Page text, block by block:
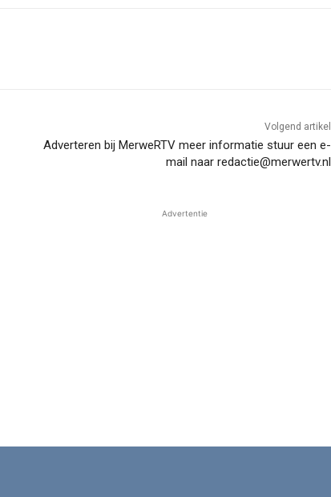
Volgend artikel
Adverteren bij MerweRTV meer informatie stuur een e-
mail naar redactie@merwertv.nl
Advertentie